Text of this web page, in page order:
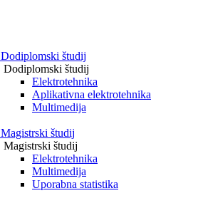
Dodiplomski študij
Dodiplomski študij
Elektrotehnika
Aplikativna elektrotehnika
Multimedija
Magistrski študij
Magistrski študij
Elektrotehnika
Multimedija
Uporabna statistika